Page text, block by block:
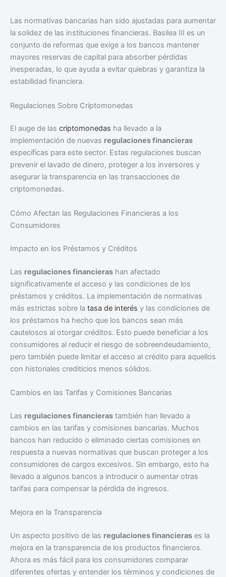
Las normativas bancarias han sido ajustadas para aumentar
la solidez de las instituciones financieras. Basilea III es un
conjunto de reformas que exige a los bancos mantener
mayores reservas de capital para absorber pérdidas
inesperadas, lo que ayuda a evitar quiebras y garantiza la
estabilidad financiera.
Regulaciones Sobre Criptomonedas
El auge de las criptomonedas ha llevado a la
implementación de nuevas regulaciones financieras
específicas para este sector. Estas regulaciones buscan
prevenir el lavado de dinero, proteger a los inversores y
asegurar la transparencia en las transacciones de
criptomonedas.
Cómo Afectan las Regulaciones Financieras a los
Consumidores
Impacto en los Préstamos y Créditos
Las regulaciones financieras han afectado
significativamente el acceso y las condiciones de los
préstamos y créditos. La implementación de normativas
más estrictas sobre la tasa de interés y las condiciones de
los préstamos ha hecho que los bancos sean más
cautelosos al otorgar créditos. Esto puede beneficiar a los
consumidores al reducir el riesgo de sobreendeudamiento,
pero también puede limitar el acceso al crédito para aquellos
con historiales crediticios menos sólidos.
Cambios en las Tarifas y Comisiones Bancarias
Las regulaciones financieras también han llevado a
cambios en las tarifas y comisiones bancarias. Muchos
bancos han reducido o eliminado ciertas comisiones en
respuesta a nuevas normativas que buscan proteger a los
consumidores de cargos excesivos. Sin embargo, esto ha
llevado a algunos bancos a introducir o aumentar otras
tarifas para compensar la pérdida de ingresos.
Mejora en la Transparencia
Un aspecto positivo de las regulaciones financieras es la
mejora en la transparencia de los productos financieros.
Ahora es más fácil para los consumidores comparar
diferentes ofertas y entender los términos y condiciones de